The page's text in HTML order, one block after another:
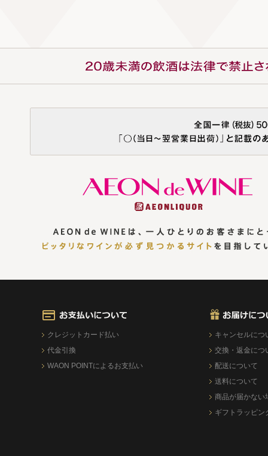
クレジットカード払い
代金引換
WAON POINTによるお支払い
キャンセルにつ
交換・返金につ
配送について
送料について
商品が届かない
ギフトラッピン